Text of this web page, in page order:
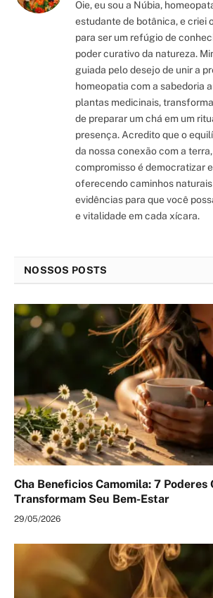
Oie, eu sou a Núbia,
estudante de botânica, e criei
para ser um refúgio de
poder curativo da natureza.
guiada pelo desejo de unir a
homeopatia com a sabedoria
plantas medicinais,
de preparar um chá em um
presença. Acredito que o
da nossa conexão com a
compromisso é democratizar
oferecendo caminhos
evidências para que você
e vitalidade em cada xícara.
NOSSOS POSTS
Cha Beneficios Camomila: 7 Poderes
Transformam Seu Bem-Estar
29/05/2026